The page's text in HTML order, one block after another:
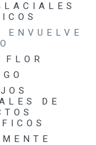
FLOR
DE